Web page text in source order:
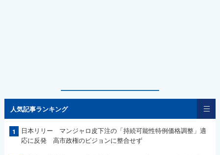
人気記事ランキング
1
日本リリー マンジャロ皮下注の「持続可能性特例価格調整」適
応に反発 高市政権のビジョンに整合せず